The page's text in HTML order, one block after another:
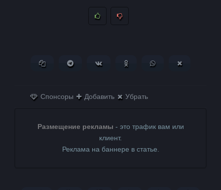
Копировать ссылкуПоделиться в Telegram
Поделиться ВКонтактеПоделиться в
Поделиться в
Спонсоры Добавить Убрать
Размещение рекламы - это трафик вам или
клиент.
Реклама на баннере в статье.